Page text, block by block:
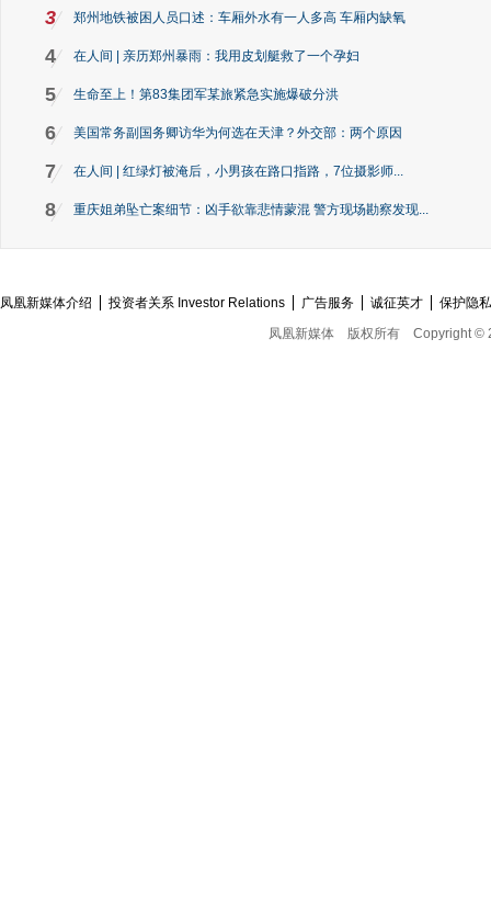
3 郑州地铁被困人员口述：车厢外水有一人多高 车厢内缺氧
4 在人间 | 亲历郑州暴雨：我用皮划艇救了一个孕妇
5 生命至上！第83集团军某旅紧急实施爆破分洪
6 美国常务副国务卿访华为何选在天津？外交部：两个原因
7 在人间 | 红绿灯被淹后，小男孩在路口指路，7位摄影师...
8 重庆姐弟坠亡案细节：凶手欲靠悲情蒙混 警方现场勘察发现...
凤凰新媒体介绍 投资者关系 Investor Relations 广告服务 诚征英才
保护隐
凤凰新媒体
版权所有 Copyright ©